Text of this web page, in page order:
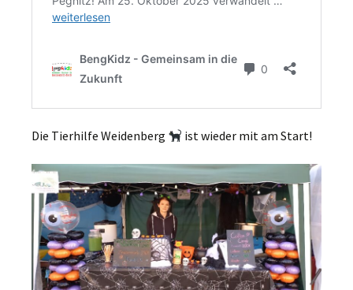
Die Tierhilfe Weidenberg ist wieder mit am Start!